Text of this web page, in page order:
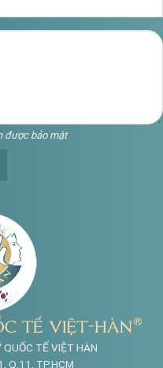
được bảo mật
TẾ VIỆT HÀN
Q.11, TP.HCM